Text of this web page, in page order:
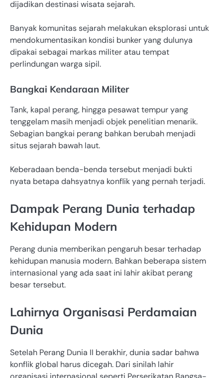
dijadikan destinasi wisata sejarah.
Banyak komunitas sejarah melakukan eksplorasi untuk
mendokumentasikan kondisi bunker yang dulunya
dipakai sebagai markas militer atau tempat
perlindungan warga sipil.
Bangkai Kendaraan Militer
Tank, kapal perang, hingga pesawat tempur yang
tenggelam masih menjadi objek penelitian menarik.
Sebagian bangkai perang bahkan berubah menjadi
situs sejarah bawah laut.
Keberadaan benda-benda tersebut menjadi bukti
nyata betapa dahsyatnya konflik yang pernah terjadi.
Dampak Perang Dunia terhadap
Kehidupan Modern
Perang dunia memberikan pengaruh besar terhadap
kehidupan manusia modern. Bahkan beberapa sistem
internasional yang ada saat ini lahir akibat perang
besar tersebut.
Lahirnya Organisasi Perdamaian
Dunia
Setelah Perang Dunia II berakhir, dunia sadar bahwa
konflik global harus dicegah. Dari sinilah lahir